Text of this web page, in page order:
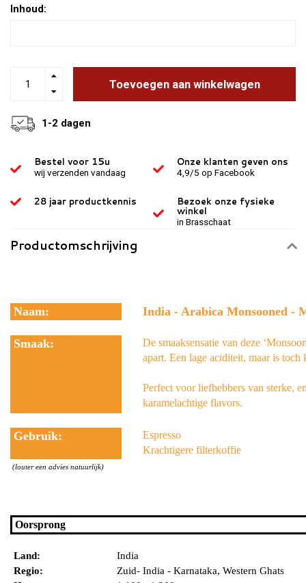
Inhoud:
Toevoegen aan winkelwagen
1-2 dagen
Bestel voor 15u
wij verzenden vandaag
Onze klanten geven ons
4,9/5 op Facebook
28 jaar productkennis Bezoek onze fysieke
winkel
in Brasschaat
Productomschrijving
Naam: India - Arabica Monsooned -
Smaak:
De smaaksensatie van deze
apart. Een lage aciditeit, maar is
Perfect voor liefhebbers van sterke,
karamelachtige flavors.
Gebruik:
Espresso
Krachtigere filterkoffie
(louter een advies natuurlijk)
Oorsprong
Land:
India
Regio:
Zuid- India - Karnataka, Western Ghats